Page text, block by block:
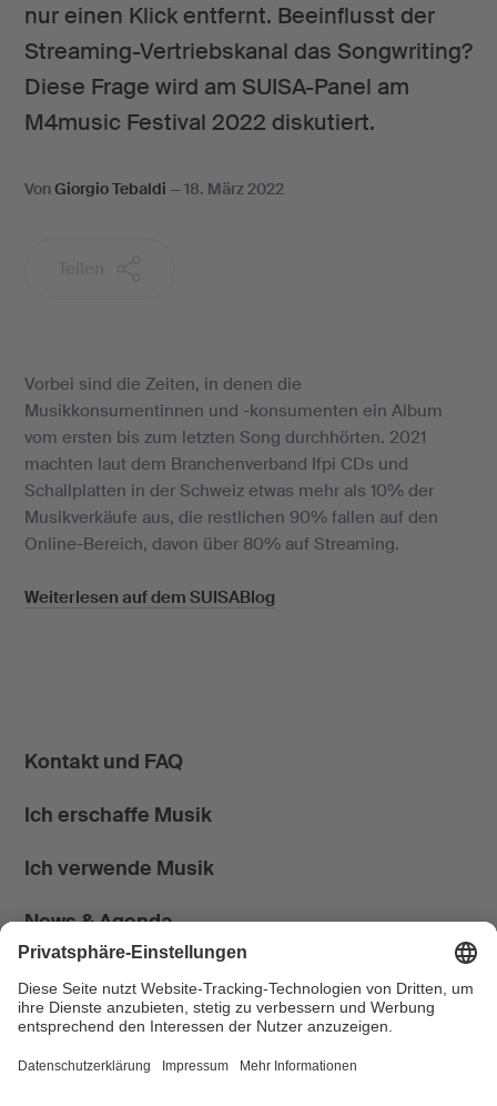
nur einen Klick entfernt. Beeinflusst der
Streaming-Vertriebskanal das Songwriting?
Diese Frage wird am SUISA-Panel am
M4music Festival 2022 diskutiert.
VonGiorgio Tebaldi —18. März 2022
Vorbei sind die Zeiten, in denen die
Musikkonsumentinnen und -konsumenten ein Album
vom ersten bis zum letzten Song durchhörten. 2021
machten laut dem Branchenverband Ifpi CDs und
Schallplatten in der Schweiz etwas mehr als 10% der
Musikverkäufe aus, die restlichen 90% fallen auf den
Online-Bereich, davon über 80% auf Streaming.
Weiterlesen auf dem SUISABlog
Kontakt und FAQ
Ich erschaffe Musik
Ich verwende Musik
News & Agenda